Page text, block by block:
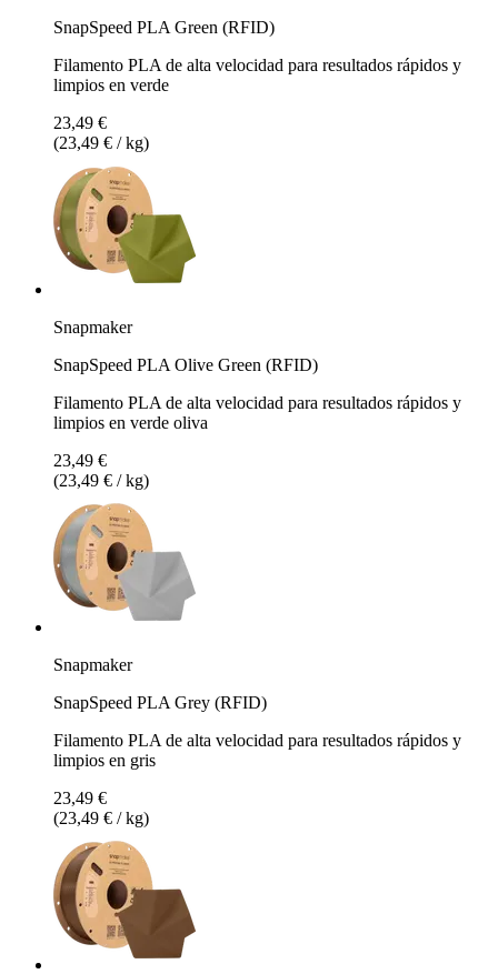
SnapSpeed PLA Green (RFID)
Filamento PLA de alta velocidad para resultados rápidos y
limpios en verde
23,49 €
(23,49 € / kg)
Snapmaker
SnapSpeed PLA Olive Green (RFID)
Filamento PLA de alta velocidad para resultados rápidos y
limpios en verde oliva
23,49 €
(23,49 € / kg)
Snapmaker
SnapSpeed PLA Grey (RFID)
Filamento PLA de alta velocidad para resultados rápidos y
limpios en gris
23,49 €
(23,49 € / kg)